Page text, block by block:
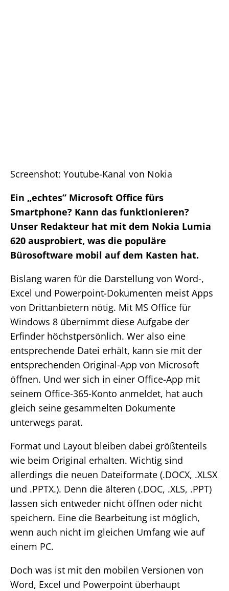
Screenshot: Youtube-Kanal von Nokia
Ein „echtes” Microsoft Office fürs
Smartphone? Kann das funktionieren?
Unser Redakteur hat mit dem Nokia Lumia
620 ausprobiert, was die populäre
Bürosoftware mobil auf dem Kasten hat.
Bislang waren für die Darstellung von Word-,
Excel und Powerpoint-Dokumenten meist Apps
von Drittanbietern nötig. Mit MS Office für
Windows 8 übernimmt diese Aufgabe der
Erfinder höchstpersönlich. Wer also eine
entsprechende Datei erhält, kann sie mit der
entsprechenden Original-App von Microsoft
öffnen. Und wer sich in einer Office-App mit
seinem Office-365-Konto anmeldet, hat auch
gleich seine gesammelten Dokumente
unterwegs parat.
Format und Layout bleiben dabei größtenteils
wie beim Original erhalten. Wichtig sind
allerdings die neuen Dateiformate (.DOCX, .XLSX
und .PPTX.). Denn die älteren (.DOC, .XLS, .PPT)
lassen sich entweder nicht öffnen oder nicht
speichern. Eine die Bearbeitung ist möglich,
wenn auch nicht im gleichen Umfang wie auf
einem PC.
Doch was ist mit den mobilen Versionen von
Word, Excel und Powerpoint überhaupt